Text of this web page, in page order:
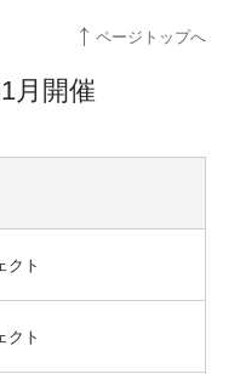
ページトップへ
月開催
クト
クト